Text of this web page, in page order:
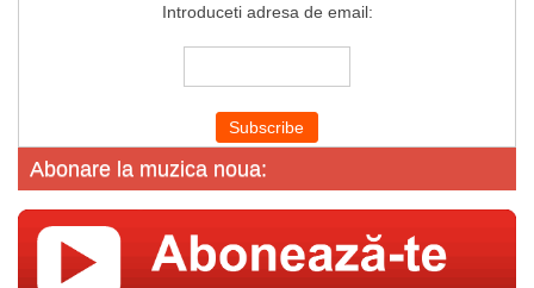
Introduceti adresa de email:
Abonare la muzica noua: